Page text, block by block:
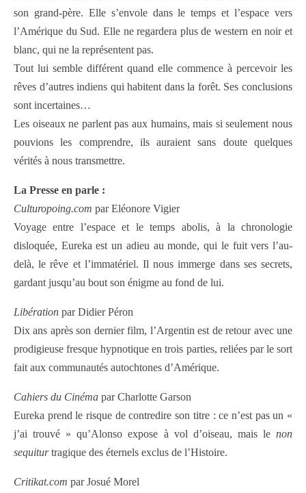
son grand-père. Elle s’envole dans le temps et l’espace vers
l’Amérique du Sud. Elle ne regardera plus de western en noir et
blanc, qui ne la représentent pas.
Tout lui semble différent quand elle commence à percevoir les
rêves d’autres indiens qui habitent dans la forêt. Ses conclusions
sont incertaines…
Les oiseaux ne parlent pas aux humains, mais si seulement nous
pouvions les comprendre, ils auraient sans doute quelques
vérités à nous transmettre.
La Presse en parle :
Culturopoing.com par Eléonore Vigier
Voyage entre l’espace et le temps abolis, à la chronologie
disloquée, Eureka est un adieu au monde, qui le fuit vers l’au-
delà, le rêve et l’immatériel. Il nous immerge dans ses secrets,
gardant jusqu’au bout son énigme au fond de lui.
Libération par Didier Péron
Dix ans après son dernier film, l’Argentin est de retour avec une
prodigieuse fresque hypnotique en trois parties, reliées par le sort
fait aux communautés autochtones d’Amérique.
Cahiers du Cinéma par Charlotte Garson
Eureka prend le risque de contredire son titre : ce n’est pas un «
j’ai trouvé » qu’Alonso expose à vol d’oiseau, mais lenon
sequiturtragique des éternels exclus de l’Histoire.
Critikat.com par Josué Morel